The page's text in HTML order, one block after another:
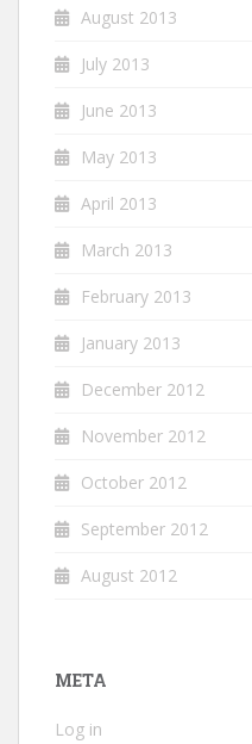
August 2013
July 2013
June 2013
May 2013
April 2013
March 2013
February 2013
January 2013
December 2012
November 2012
October 2012
September 2012
August 2012
META
Log in